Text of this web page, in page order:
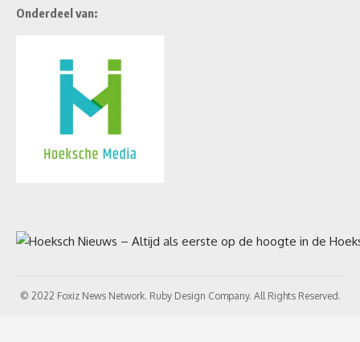
Onderdeel van:
© 2022 Foxiz News Network. Ruby Design Company. All Rights Reserved.